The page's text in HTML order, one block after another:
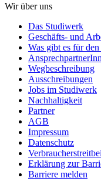
Wir über uns
Das Studiwerk
Geschäfts- und
Was gibt es für
Wegbeschreibung
Ausschreibungen
Jobs im Studiwerk
Nachhaltigkeit
Partner
AGB
Impressum
Datenschutz
Erklärung zur
Barriere melden